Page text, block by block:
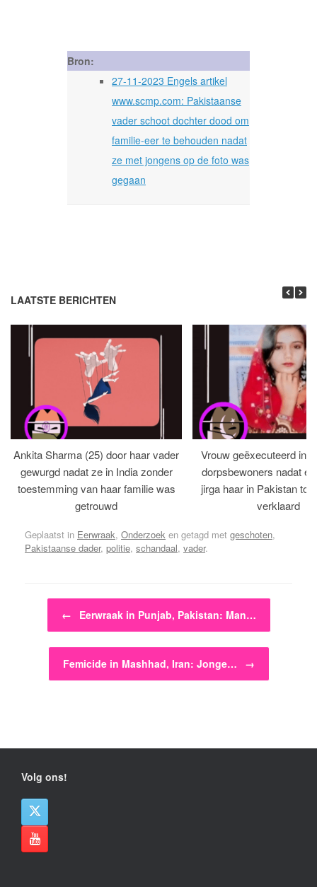
Bron:
27-11-2023 Engels artikel
www.scmp.com: Pakistaanse
vader schoot dochter dood om
familie-eer te behouden nadat
ze met jongens op de foto was
gegaan
LAATSTE BERICHTEN
Ankita Sharma (25) door haar vader
gewurgd nadat ze in India zonder
toestemming van haar familie was
getrouwd
Vrouw geëxecuteerd in
dorpsbewoners nadat
jirga haar in Pakistan tot
verklaard
Geplaatst in Eerwraak, Onderzoek en getagd met geschoten,
Pakistaanse dader, politie, schandaal, vader.
Bericht navigatie
← Eerwraak in Punjab, Pakistan: Man…
Femicide in Mashhad, Iran: Jonge… →
Volg ons!